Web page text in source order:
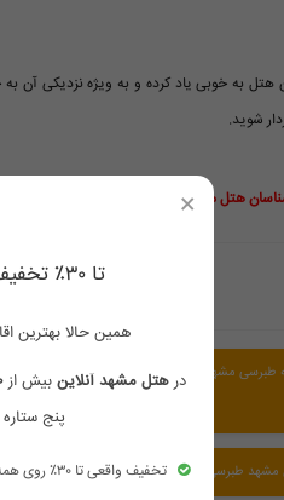
به خوبی یاد کرده و به ویژه نزدیکی آن به
شوید.
هتل مشهد آنلاین در ارتباط باشید
طبرسی مشهد قیمت مسافرخانه ارزان
مشهد طبرسی شماره تماس مسافرخانه
×
تا ۳۰٪ تخفیف واقعی روی تمام اقامتگاه‌های مشهد!
همین حالا بهترین
درهتل مشهد آنلاین بیش از۹۰۰
پنج
تخفیف واقعی تا ۳۰٪ روی همه اقامتگاه‌ها